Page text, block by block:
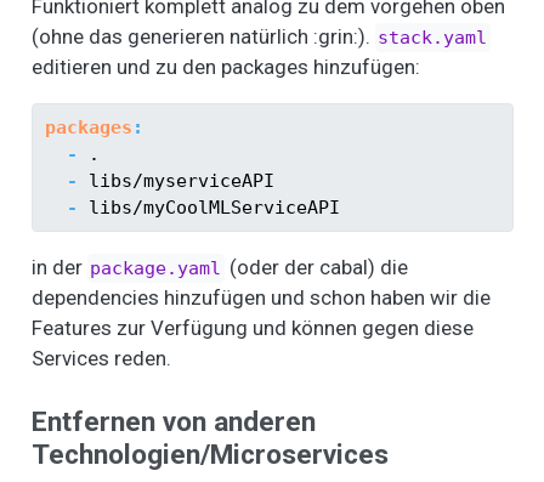
Funktioniert komplett analog zu dem vorgehen oben
(ohne das generieren natürlich :grin:). stack.yaml
editieren und zu den packages hinzufügen:
packages :
- .
- libs/myserviceAPI
- libs/myCoolMLServiceAPI
in der package.yaml (oder der cabal) die
dependencies hinzufügen und schon haben wir die
Features zur Verfügung und können gegen diese
Services reden.
Entfernen von anderen
Technologien/Microservices